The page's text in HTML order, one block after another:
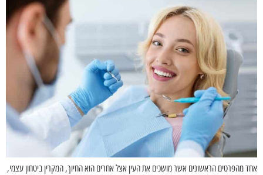
אחד מהפרטים הראשונים אשר מושכים את העין אצל אחרים הוא החיוך, המקרין ביטחון עצמי,